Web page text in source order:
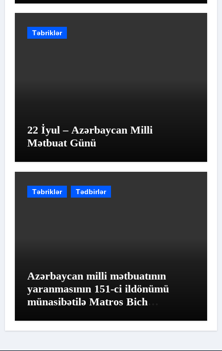
Təbriklər
22 İyul – Azərbaycan Milli
Mətbuat Günü
Təbriklər Tədbirlər
Azərbaycan milli mətbuatının
yaranmasının 151-ci ildönümü
münasibətilə Matros Bich